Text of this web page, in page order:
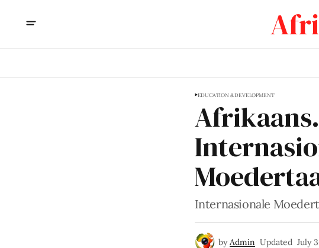
EDUCATION & DEVELOPMENT
Internasionale
by Admin Updated July